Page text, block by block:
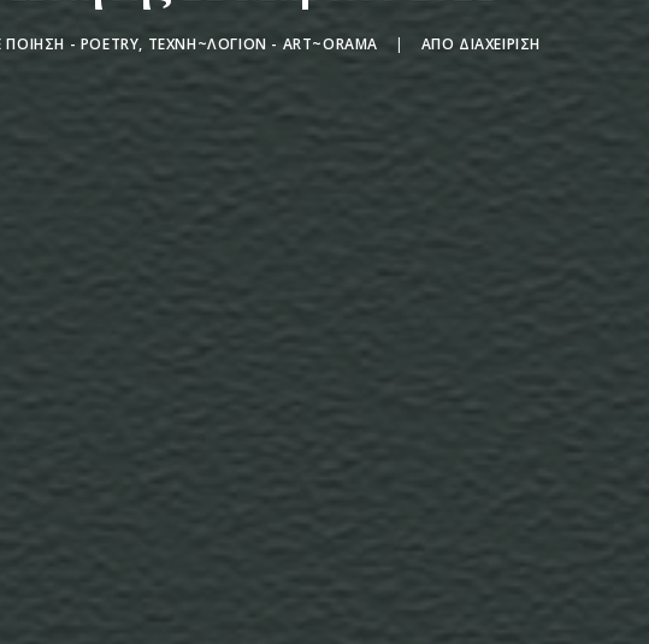
ΠΟΊΗΣΗ - POETRY, ΤΕΧΝΗ~ΛΌΓΙΟΝ - ART~ORAMA | ΑΠΌ ΔΙΑΧΕΊΡΙΣΗ